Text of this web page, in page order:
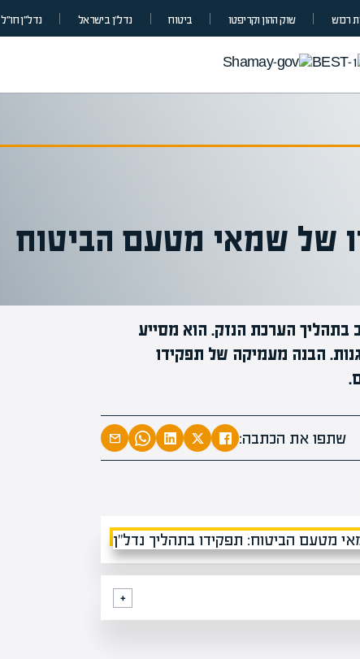
רכוש שוק ההון וקריפטו ביטוח נדל”ן בישראל נדל״ן חו״ל
של שמאי מטעם הביטוח
הערכת הנזק. הוא מסייע
הבנה מעמיקה של תפקידו
שתפו את הכתבה: